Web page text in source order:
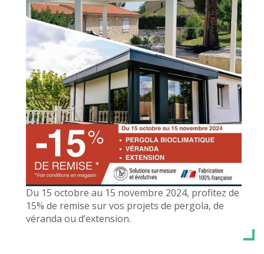
Du 15 octobre au 15 novembre 2024, profitez de
15% de remise sur vos projets de pergola, de
véranda ou d’extension.